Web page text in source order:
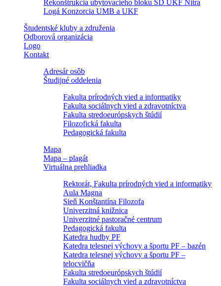
Rekonštrukcia ubytovacieho bloku ŠD UKF Nitra
Logá Konzorcia UMB a UKF
Študentské kluby a združenia
Odborová organizácia
Logo
Kontakt
Adresár osôb
Študijné oddelenia
Fakulta prírodných vied a informatiky
Fakulta sociálnych vied a zdravotníctva
Fakulta stredoeurópskych štúdií
Filozofická fakulta
Pedagogická fakulta
Mapa
Mapa – plagát
Virtuálna prehliadka
Rektorát, Fakulta prírodných vied a informatiky
Aula Magna
Sieň Konštantína Filozofa
Univerzitná knižnica
Univerzitné pastoračné centrum
Pedagogická fakulta
Katedra hudby PF
Katedra telesnej výchovy a športu PF – bazén
Katedra telesnej výchovy a športu PF –
telocvičňa
Fakulta stredoeurópskych štúdií
Fakulta sociálnych vied a zdravotníctva